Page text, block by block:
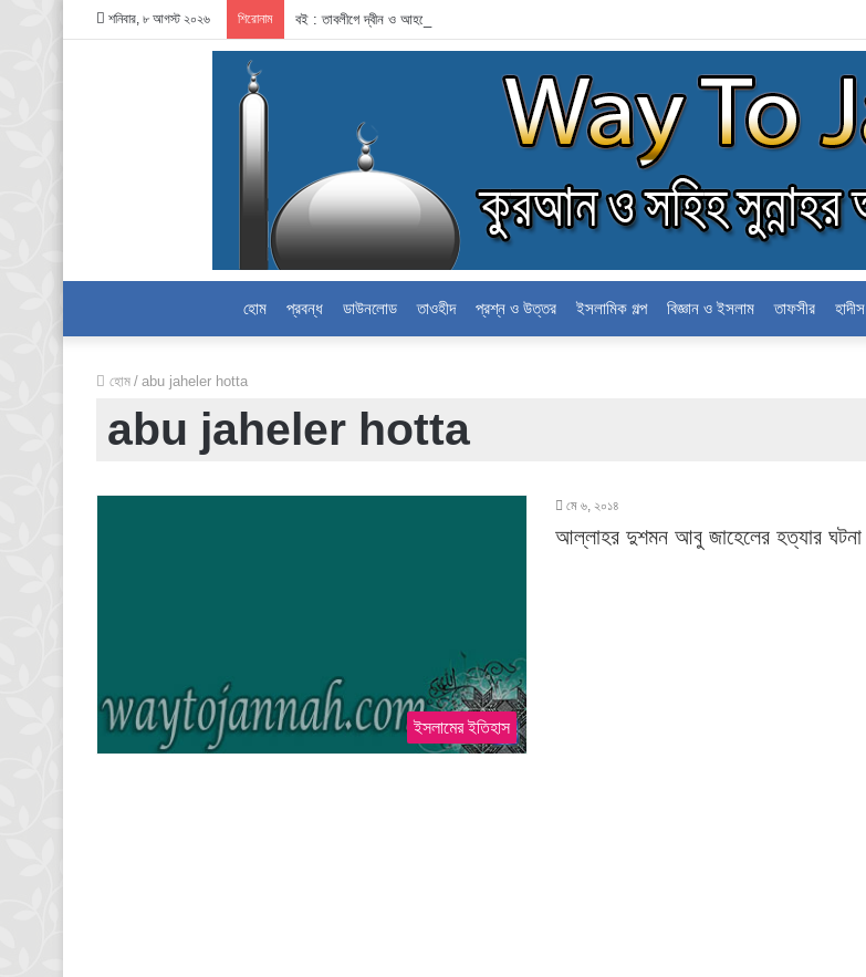
শনিবার, ৮ আগস্ট ২০২৬ শিরোনাম বই : তাবলীগে দ্বীন ও আহলেহাদীছ আন্দোলন
হোম প্রবন্ধ ডাউনলোড তাওহীদ প্রশ্ন ও উত্তর ইসলামিক গল্প বিজ্ঞান ও ইসলাম তাফসীর হাদীস
হোম / abu jaheler hotta
abu jaheler hotta
ইসলামের ইতিহাস
মে ৬, ২০১৪
আল্লাহর দুশমন আবু জাহেলের হত্যার ঘটনা